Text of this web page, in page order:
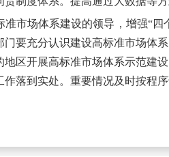
准市场体系建设的领导，增强“
门要充分认识建设高标准市场体
地区开展高标准市场体系示范建
作落到实处。重要情况及时按程